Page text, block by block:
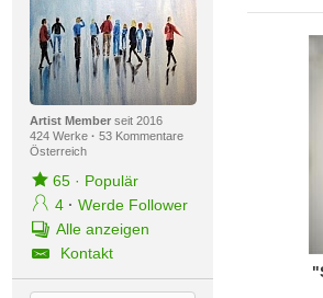
Standard-
Neue
Alle neuen
Artist Memberseit 2016
424 Werke · 53 Kommentare
Österreich
65· Populär
4 · Werde Follower
Alle anzeigen
Kontakt